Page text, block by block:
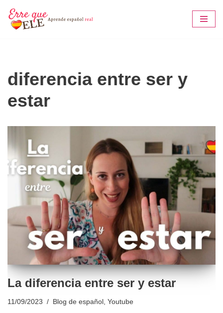
Saltar
diferencia entre ser y
estar
La diferencia entre ser y estar
11/09/2023 Blog de español , Youtube